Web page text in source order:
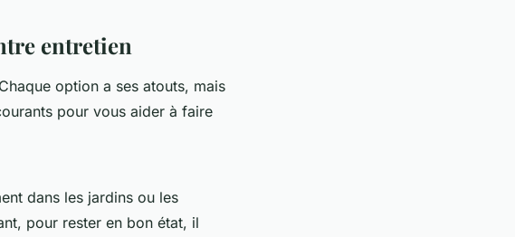
entretien
option a ses atouts, mais
pour vous aider à faire
dans les jardins ou les
pour rester en bon état, il